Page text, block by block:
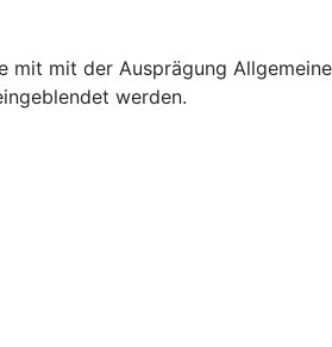
mit mit der Ausprägung
werden.